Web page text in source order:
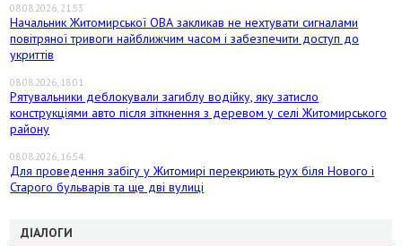
08.08.2026, 21:53
Начальник Житомирської ОВА закликав не нехтувати сигналами
повітряної тривоги найближчим часом і забезпечити доступ до
укриттів
08.08.2026, 18:01
Рятувальники деблокували загиблу водійку, яку затисло
конструкціями авто після зіткнення з деревом у селі Житомирського
району
08.08.2026, 16:54
Для проведення забігу у Житомирі перекриють рух біля Нового і
Старого бульварів та ще дві вулиці
ДІАЛОГИ